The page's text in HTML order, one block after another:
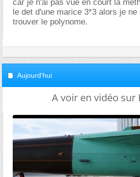
car je n'ai pas vue en court la
le det d'une marice 3*3 alors je
trouver le polynome.
Aujourd'hui
A voir en vidéo sur